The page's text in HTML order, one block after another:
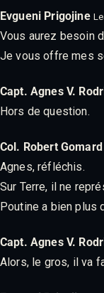
Evgueni Prigojine
Vous aurez besoin
Je vous offre mes
Capt. Agnes V.
Hors de question.
Col. Robert Gomard
Agnes, réfléchis.
Sur Terre, il ne
Poutine a bien plus
Capt. Agnes V.
Alors, le gros, il va